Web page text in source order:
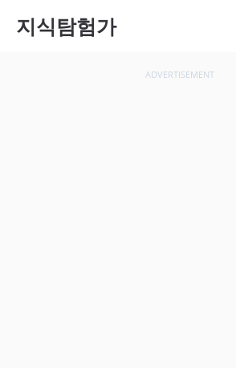
로 건지식탐험가
ADVERTISEMENT